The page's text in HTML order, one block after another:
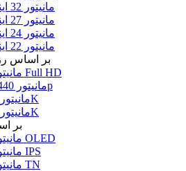
مانیتور 32 اینچ
مانیتور 27 اینچ
مانیتور 24 اینچ
مانیتور 22 اینچ
بر اساس
مانیتور Full HD
مانیتور 1440p
مانیتور 4K
مانیتور 8K
بر
مانیتور OLED
مانیتور IPS
مانیتور TN